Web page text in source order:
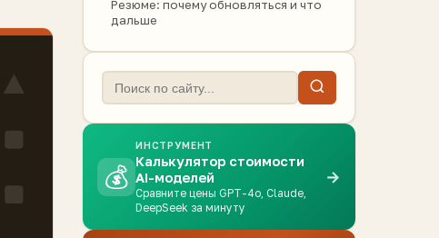
Резюме: почему обновляться и что
дальше
💰
ИНСТРУМЕНТ
Калькулятор стоимости
AI-моделей
Сравните цены GPT-4o, Claude,
DeepSeek за минуту
→